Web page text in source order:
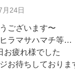
月24日
ございます〜
ラマサハマチ等…
お疲れ様でした
お待ちしておりま